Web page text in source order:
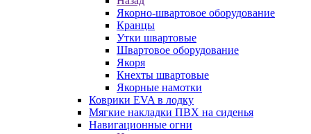
Якорно-швартовое оборудование
Кранцы
Утки швартовые
Швартовое оборудование
Якоря
Кнехты швартовые
Якорные намотки
Коврики EVA в лодку
Мягкие накладки ПВХ на сиденья
Навигационные огни